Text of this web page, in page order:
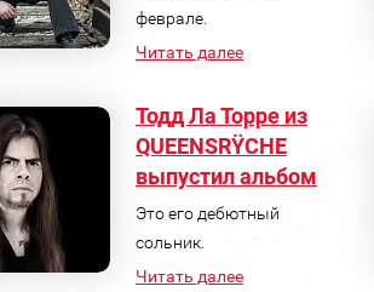
феврале.
Читать далее
Тодд Ла Торре из
QUEENSRŸCHE
выпустил альбом
Это его дебютный
сольник.
Читать далее